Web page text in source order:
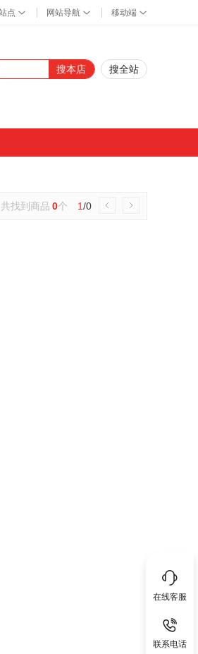
搜本店 搜全站
在线客服
联系电话
共找到商品 0个 1/0